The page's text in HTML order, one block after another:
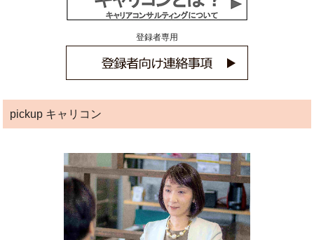
登録者専用
pickup キャリコン